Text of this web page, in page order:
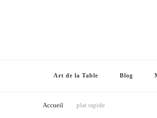
Art de la Table Blog
Accueil plat rapide